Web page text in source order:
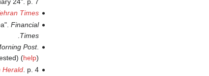
Times
Financial
Times
Post.
(help)
Herald. p. 4.